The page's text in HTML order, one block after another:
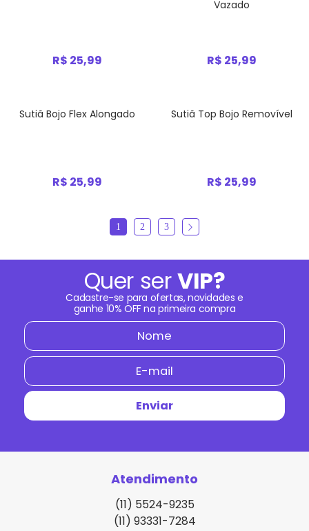
R$ 25,99
Vazado
R$ 25,99
Sutiã Bojo Flex Alongado
R$ 25,99
Sutiã Top Bojo Removível
R$ 25,99
1 2 3
Quer serVIP?
Cadastre-se para ofertas, novidades e
ganhe 10% OFFna primeira compra
Atendimento
(11) 5524-9235
(11) 93331-7284